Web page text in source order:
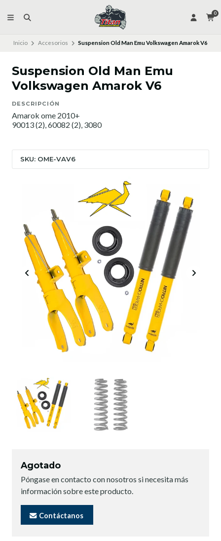
0
Inicio Accesorios Suspension Old Man Emu Volkswagen Amarok V6
Suspension Old Man Emu
Volkswagen Amarok V6
DESCRIPCIÓN
Amarok ome 2010+
90013 (2), 60082 (2), 3080
SKU: OME-VAV6
Agotado
Póngase en contacto con nosotros si necesita más
información sobre este producto.
Contáctanos